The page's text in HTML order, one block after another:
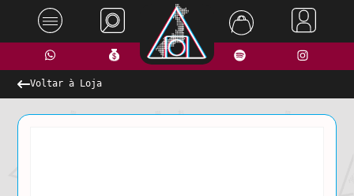
Voltar à Loja